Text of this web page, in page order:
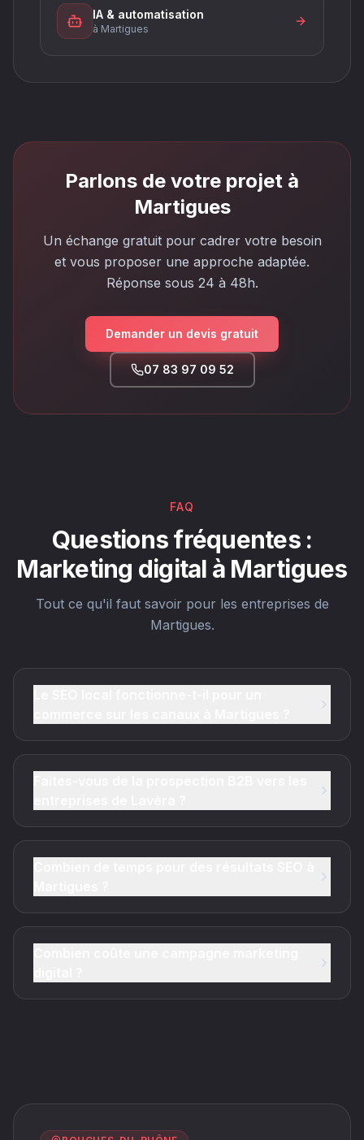
IA & automatisation
à Martigues
Parlons de votre projet à
Martigues
Un échange gratuit pour cadrer votre besoin
et vous proposer une approche adaptée.
Réponse sous 24 à 48h.
Demander un devis gratuit
07 83 97 09 52
FAQ
Questions fréquentes :
Marketing digital à Martigues
Tout ce qu'il faut savoir pour les entreprises de
Martigues.